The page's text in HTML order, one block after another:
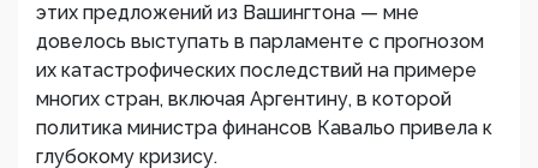
этих предложений из Вашингтона — мне
довелось выступать в парламенте с прогнозом
их катастрофических последствий на примере
многих стран, включая Аргентину, в которой
политика министра финансов Кавальо привела к
глубокому кризису.